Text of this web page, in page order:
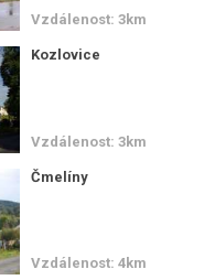
Vzdálenost: 3km
Kozlovice
Vzdálenost: 3km
Čmelíny
Vzdálenost: 4km